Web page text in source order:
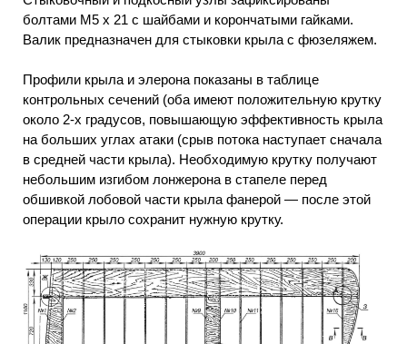
болтами М5 х 21 с шайбами и корончатыми гайками.
Валик предназначен для стыковки крыла с фюзеляжем.
Профили крыла и элерона показаны в таблице
контрольных сечений (оба имеют положительную крутку
около 2-х градусов, повышающую эффективность крыла
на больших углах атаки (срыв потока наступает сначала
в средней части крыла). Необходимую крутку получают
небольшим изгибом лонжерона в стапеле перед
обшивкой лобовой части крыла фанерой — после этой
операции крыло сохранит нужную крутку.